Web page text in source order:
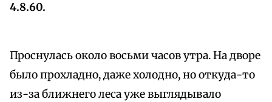
4.8.60.
Проснулась около восьми часов утра. На дворе
было прохладно, даже холодно, но откуда-то
из-за ближнего леса уже выглядывало